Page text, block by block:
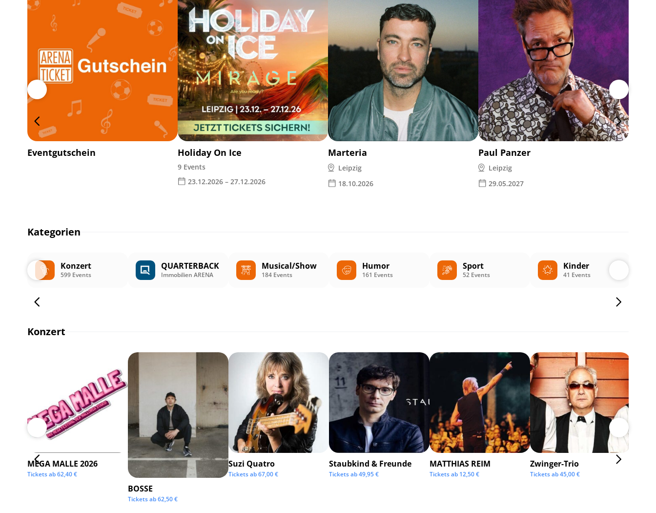
Eventgutschein Holiday On Ice
9 Events
23.12.2026 – 27.12.2026
Marteria
Leipzig
18.10.2026
Paul Panzer
Leipzig
29.05.2027
Kategorien
Konzert
599 Events
QUARTERBACK
Immobilien ARENA
Musical/Show
184 Events
Humor
161 Events
Sport
52 Events
Kinder
41 Events
Konzert
MEGA MALLE 2026
Tickets ab62,40€
BOSSE
Tickets ab62,50€
Suzi Quatro
Tickets ab67,00€
Staubkind & Freunde
Tickets ab49,95€
MATTHIAS REIM
Tickets ab 12,50€
Zwinger-Trio
Tickets ab45,00€